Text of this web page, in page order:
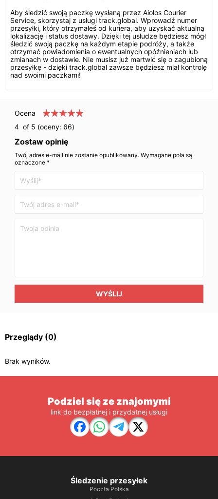
Aby śledzić swoją paczkę wysłaną przez Aiolos Courier
Service, skorzystaj z usługi track.global. Wprowadź numer
przesyłki, który otrzymałeś od kuriera, aby uzyskać aktualną
lokalizację i status dostawy. Dzięki tej usłudze będziesz mógł
śledzić swoją paczkę na każdym etapie podróży, a także
otrzymać powiadomienia o ewentualnych opóźnieniach lub
zmianach w dostawie. Nie musisz już martwić się o zagubioną
przesyłkę - dzięki track.global zawsze będziesz miał kontrolę
nad swoimi paczkami!
Ocena
4 of 5 (oceny: 66)
Zostaw opinię
Twój adres e-mail nie zostanie opublikowany. Wymagane pola są
oznaczone *
WYŚLIJ
Przeglądy (0)
Brak wyników.
Podziel się ze znajomymi
link do bezpłatnej i przydatnej usługi
Śledzenie przesyłek
Poczta Polska